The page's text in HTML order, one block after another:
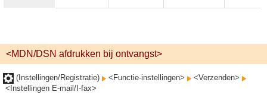
<MDN/DSN afdrukken bij ontvangst>
(Instellingen/Registratie) <Functie-instellingen>
<Verzenden>
<Instellingen E-mail/I-fax>